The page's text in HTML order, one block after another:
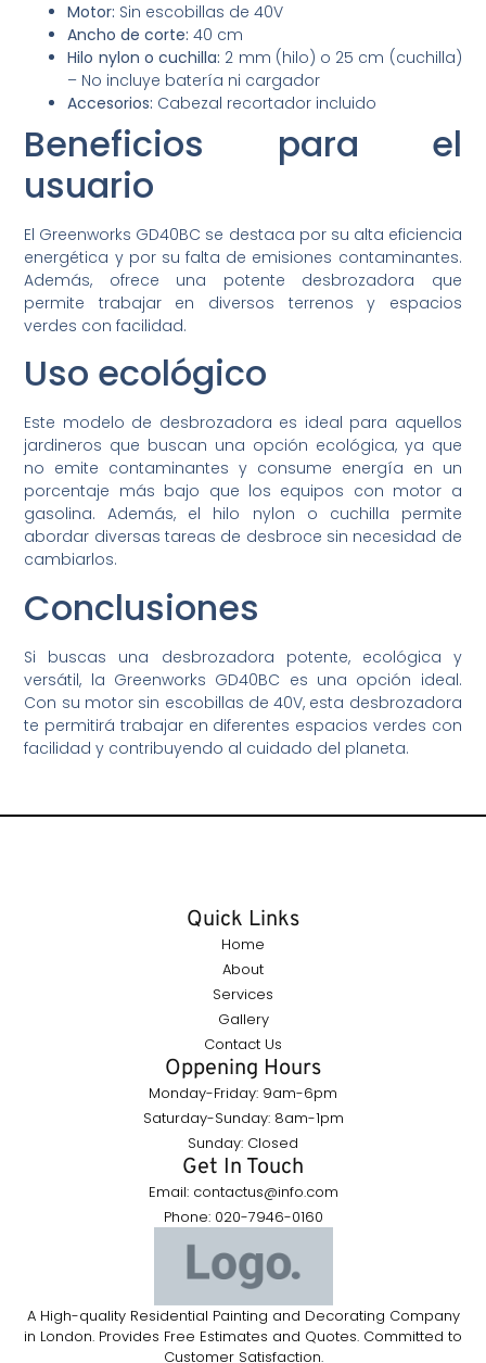
Motor: Sin escobillas de 40V
Ancho de corte: 40 cm
Hilo nylon o cuchilla: 2 mm (hilo) o 25 cm (cuchilla)
– No incluye batería ni cargador
Accesorios: Cabezal recortador incluido
Beneficios para el
usuario
El Greenworks GD40BC se destaca por su alta eficiencia
energética y por su falta de emisiones contaminantes.
Además, ofrece una potente desbrozadora que
permite trabajar en diversos terrenos y espacios
verdes con facilidad.
Uso ecológico
Este modelo de desbrozadora es ideal para aquellos
jardineros que buscan una opción ecológica, ya que
no emite contaminantes y consume energía en un
porcentaje más bajo que los equipos con motor a
gasolina. Además, el hilo nylon o cuchilla permite
abordar diversas tareas de desbroce sin necesidad de
cambiarlos.
Conclusiones
Si buscas una desbrozadora potente, ecológica y
versátil, la Greenworks GD40BC es una opción ideal.
Con su motor sin escobillas de 40V, esta desbrozadora
te permitirá trabajar en diferentes espacios verdes con
facilidad y contribuyendo al cuidado del planeta.
A High-quality Residential Painting and Decorating Company
in London. Provides Free Estimates and Quotes. Committed to
Customer Satisfaction.
Quick Links
Home
About
Services
Gallery
Contact Us
Oppening Hours
Monday-Friday: 9am-6pm
Saturday-Sunday: 8am-1pm
Sunday: Closed
Get In Touch
Email: contactus@info.com
Phone: 020-7946-0160